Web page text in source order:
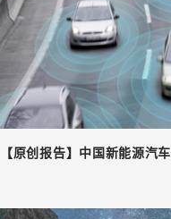
【原创报告】中国新能源汽